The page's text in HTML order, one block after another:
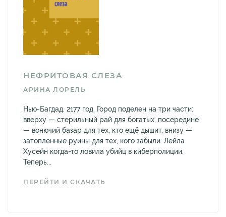
НЕФРИТОВАЯ СЛЕЗА
АРИНА ЛОРЕЛЬ
Нью-Багдад, 2177 год. Город поделен на три части:
вверху — стерильный рай для богатых, посередине
— вонючий базар для тех, кто ещё дышит, внизу —
затопленные руины для тех, кого забыли. Лейла
Хусейн когда-то ловила убийц в киберполиции.
Теперь...
ПЕРЕЙТИ И СКАЧАТЬ